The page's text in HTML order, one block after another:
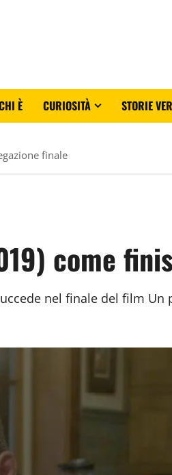
È CURIOSITÀ STORIE
finale
come
nel finale del film